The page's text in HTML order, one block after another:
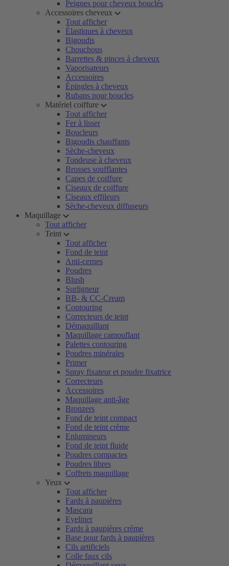
Peignes pour cheveux bouclés
Accessoires cheveux
Tout afficher
Élastiques à cheveux
Bigoudis
Chouchous
Barrettes & pinces à cheveux
Vaporisateurs
Accessoires
Épingles à cheveux
Rubans pour boucles
Matériel coiffure
Tout afficher
Fer à lisser
Boucleurs
Bigoudis chauffants
Sèche-cheveux
Tondeuse à cheveux
Brosses soufflantes
Capes de coiffure
Ciseaux de coiffure
Ciseaux effileurs
Sèche-cheveux diffuseurs
Maquillage
Tout afficher
Teint
Tout afficher
Fond de teint
Anti-cernes
Poudres
Blush
Surligneur
BB- & CC-Cream
Contouring
Correcteurs de teint
Démaquillant
Maquillage camouflant
Palettes contouring
Poudres minérales
Primer
Spray fixateur et poudre fixatrice
Correcteurs
Accessoires
Maquillage anti-âge
Bronzers
Fond de teint compact
Fond de teint crème
Enlumineurs
Fond de teint fluide
Poudres compactes
Poudres libres
Coffrets maquillage
Yeux
Tout afficher
Fards à paupières
Mascara
Eyeliner
Fards à paupières crème
Base pour fards à paupières
Cils artificiels
Colle faux cils